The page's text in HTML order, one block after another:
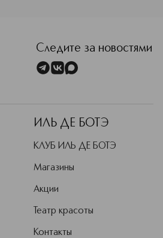
Следите за новостями
ИЛЬ ДЕ БОТЭ
КЛУБ ИЛЬ ДЕ БОТЭ
Магазины
Акции
Театр красоты
Контакты